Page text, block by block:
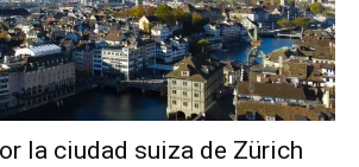
My
la ciudad suiza de Zürich